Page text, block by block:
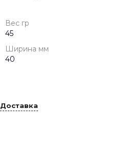
Вес гр
45
Ширина мм
40
Доставка